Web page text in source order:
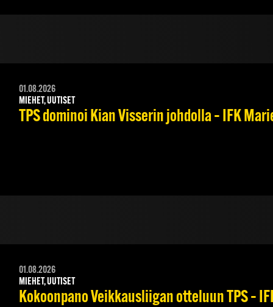
01.08.2026
MIEHET, UUTISET
TPS dominoi Kian Visserin johdolla – IFK
01.08.2026
MIEHET, UUTISET
Kokoonpano Veikkausliigan otteluun TPS –